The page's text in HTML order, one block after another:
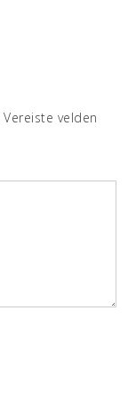
Vereiste velden